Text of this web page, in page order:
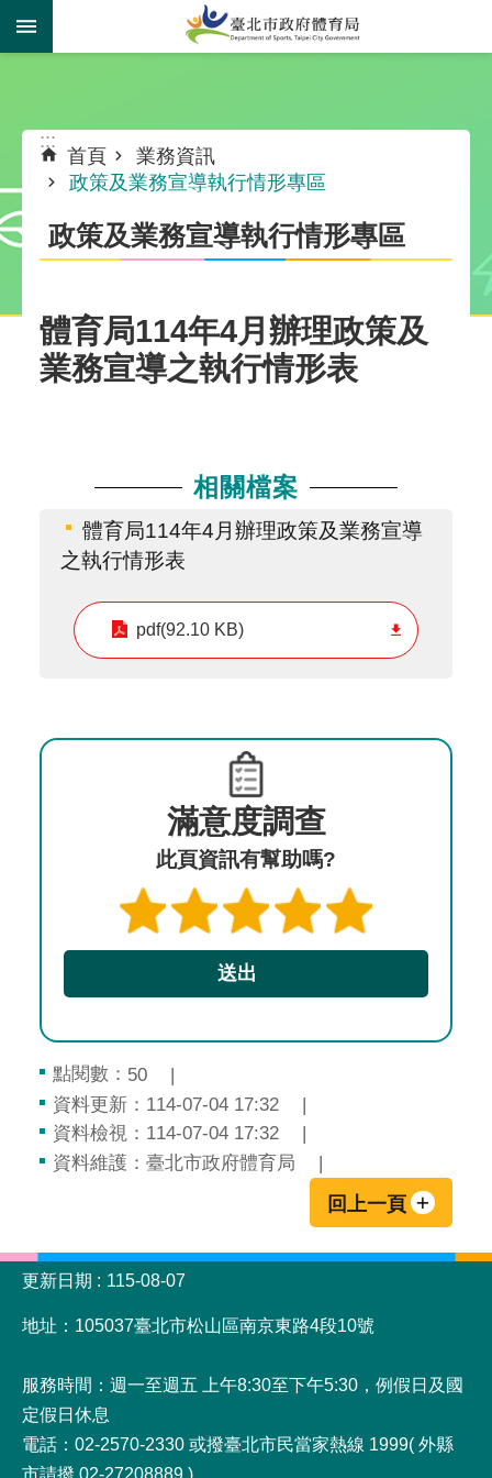
跳到主要內容區塊
:::
首頁
業務資訊
政策及業務宣導執行情形專區
政策及業務宣導執行情形專區
體育局114年4月辦理政策及
業務宣導之執行情形表
相關檔案
體育局114年4月辦理政策及業務宣導
之執行情形表
pdf(92.10 KB)
滿意度調查
此頁資訊有幫助嗎?
點閱數： 50
資料更新：114-07-04 17:32
資料檢視：114-07-04 17:32
資料維護：臺北市政府體育局
回上一頁
:::
更新日期
115-08-07
地址：105037臺北市松山區南京東路4段10號
服務時間：週一至週五 上午8:30至下午5:30，例假日及國
定假日休息
電話：02-2570-2330 或撥臺北市民當家熱線 1999( 外縣
市請撥 02-27208889 )